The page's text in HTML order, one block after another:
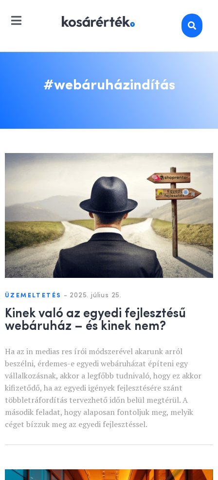
#webáruházindítás
ÜZEMELTETÉS - 2025. július 25.
Kinek való az egyedi fejlesztésű
webáruház – és kinek nem?
Ha az in medias res írói módszerével akarunk arról
beszélni, érdemes-e egyedi webáruházat építeni egy
vállalkozásnak, akkor a legfőbb tudnivaló, hogy ez akkor
kifizetődő, ha az egyedi igények fejlesztésére szánt
többletráfordítás tervezhető időn belül megtérül. A
második feladat, hogy alaposan fontoljuk meg, melyik
céget bízzuk meg az egyedi fejlesztéssel.